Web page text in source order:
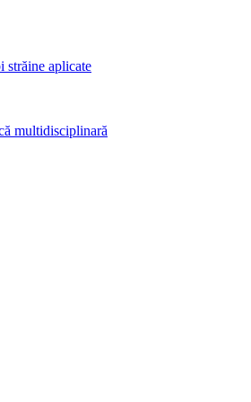
aplicate
multidisciplinară